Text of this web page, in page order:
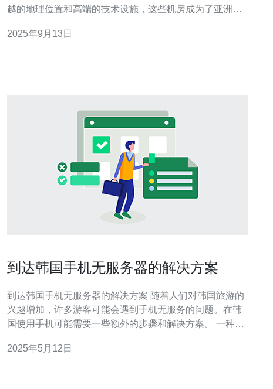
越的地理位置和高端的技术设施，这些机房成为了亚洲地
的服务器和VPS解决方案，还为企业提供域名注册和管理
2025年9月13日
到达韩国手机无服务器的解决方案
到达韩国手机无服务器的解决方案 随着人们对韩国旅游的
兴趣增加，许多游客可能会遇到手机无服务的问题。在韩
国使用手机可能需要一些额外的步骤和解决方案。 一种解
可以在各大电信公司的营业厅或者便利店购买本地SIM
2025年5月12日